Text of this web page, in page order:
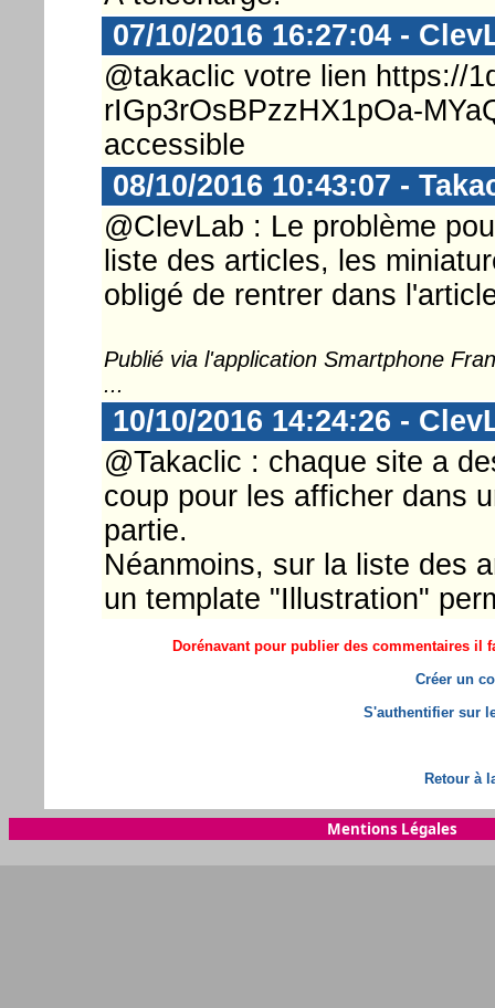
07/10/2016 16:27:04 -
@takaclic votre lien https://
rIGp3rOsBPzzHX1pOa-
accessible
08/10/2016 10:43:07 -
@ClevLab : Le problème
liste des articles, les
obligé de rentrer dans
Publié via l'application Smartphone
...
10/10/2016 14:24:26 -
@Takaclic : chaque site a
coup pour les afficher dans
partie.
Néanmoins, sur la liste des
un template "Illustration"
Dorénavant pour publier des commentaires il
Créer un
S'authentifier sur
Retour à
Mentions Légales